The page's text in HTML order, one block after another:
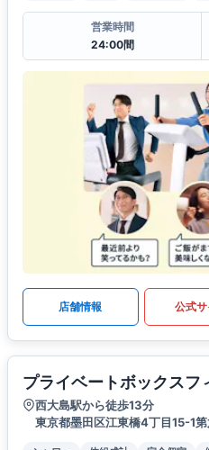
営業時間
24:00間
店舗情報 公式サ
プライベートボックスフ
西大島駅から徒歩13分
東京都墨田区江東橋4丁目15-1